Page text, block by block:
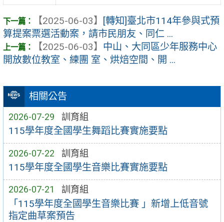
相關公告
2026-07-29 訓育組
115學年度全國學生舞蹈比賽實施要點
2026-07-22 訓育組
115學年度全國學生音樂比賽實施要點
2026-07-21 訓育組
「115學年度全國學生音樂比賽 」新增上低音號
指定曲草案預告
【2025-06-03】 [轉知]臺北市114年參與式預
算提案票選活動案，請市民朋友、同仁 ...
【2025-06-03】 中山、大同區少年服務中心
開放數位教室、練團 室、烘焙空間、開 ...